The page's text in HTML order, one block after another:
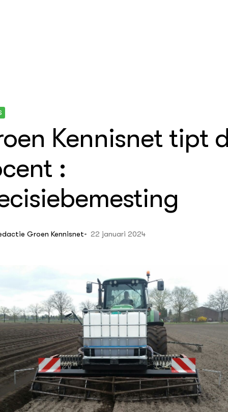
Kennisnet tipt
:
Groen Kennisnet 22 januari 2024